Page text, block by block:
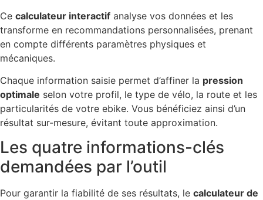
Ce calculateur interactif analyse vos données et les
transforme en recommandations personnalisées, prenant
en compte différents paramètres physiques et
mécaniques.
Chaque information saisie permet d’affiner la pression
optimale selon votre profil, le type de vélo, la route et les
particularités de votre ebike. Vous bénéficiez ainsi d’un
résultat sur-mesure, évitant toute approximation.
Les quatre informations-clés
demandées par l’outil
Pour garantir la fiabilité de ses résultats, le calculateur de